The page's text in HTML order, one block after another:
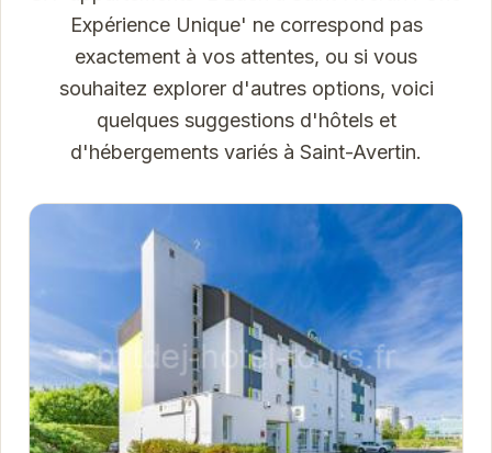
Expérience Unique' ne correspond pas
exactement à vos attentes, ou si vous
souhaitez explorer d'autres options, voici
quelques suggestions d'hôtels et
d'hébergements variés à Saint-Avertin.